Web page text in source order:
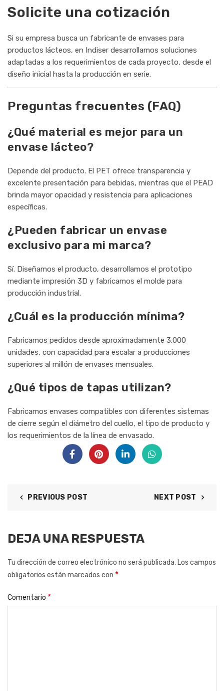
Solicite una cotización
Si su empresa busca un fabricante de envases para
productos lácteos, en Indiser desarrollamos soluciones
adaptadas a los requerimientos de cada proyecto, desde el
diseño inicial hasta la producción en serie.
Preguntas frecuentes (FAQ)
¿Qué material es mejor para un
envase lácteo?
Depende del producto. El PET ofrece transparencia y
excelente presentación para bebidas, mientras que el PEAD
brinda mayor opacidad y resistencia para aplicaciones
específicas.
¿Pueden fabricar un envase
exclusivo para mi marca?
Sí. Diseñamos el producto, desarrollamos el prototipo
mediante impresión 3D y fabricamos el molde para
producción industrial.
¿Cuál es la producción mínima?
Fabricamos pedidos desde aproximadamente 3.000
unidades, con capacidad para escalar a producciones
superiores al millón de envases mensuales.
¿Qué tipos de tapas utilizan?
Fabricamos envases compatibles con diferentes sistemas
de cierre según el diámetro del cuello, el tipo de producto y
los requerimientos de la línea de envasado.
PREVIOUS POST NEXT POST
DEJA UNA RESPUESTA
Tu dirección de correo electrónico no será publicada. Los campos
obligatorios están marcados con *
Comentario *